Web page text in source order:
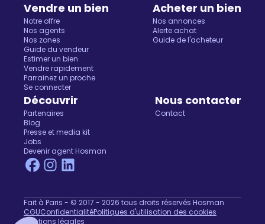
Vendre un bien
Notre offre
Nos agents
Nos zones
Guide du vendeur
Estimer un bien
Vendre rapidement
Parrainez un proche
Se connecter
Acheter un bien
Nos annonces
Alerte achat
Guide de l'acheteur
Découvrir
Partenaires
Blog
Presse et media kit
Jobs
Devenir agent Hosman
Nous contacter
Contact
Fait à Paris - © 2017 - 2026 tous droits réservés Hosman
CGUConfidentialitéPolitiques d'utilisation des cookies
Mentions légales